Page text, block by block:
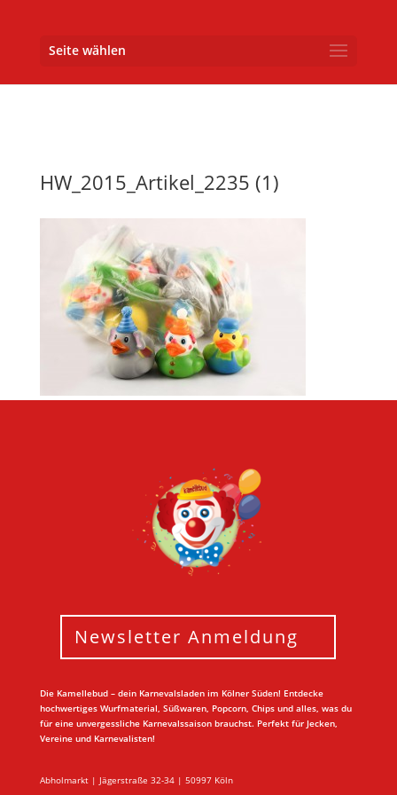
Seite wählen
HW_2015_Artikel_2235 (1)
Newsletter Anmeldung
Die Kamellebud – dein Karnevalsladen im Kölner Süden! Entdecke
hochwertiges Wurfmaterial, Süßwaren, Popcorn, Chips und alles, was du
für eine unvergessliche Karnevalssaison brauchst. Perfekt für Jecken,
Vereine und Karnevalisten!
Abholmarkt | Jägerstraße 32-34 | 50997 Köln